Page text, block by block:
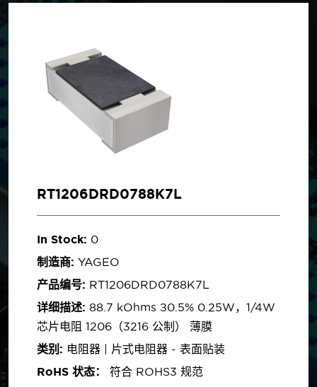
RT1206DRD0788K7L
In Stock: 0
制造商: YAGEO
产品编号: RT1206DRD0788K7L
详细描述: 88.7 kOhms ±0.5% 0.25W，1/4W
芯片电阻 1206（3216 公制） 薄膜
类别: 电阻器 | 片式电阻器 - 表面贴装
RoHS 状态：
符合 ROHS3 规范